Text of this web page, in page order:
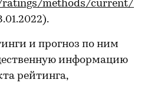
methods/current/
и прогноз по ним
информацию
рейтинга,